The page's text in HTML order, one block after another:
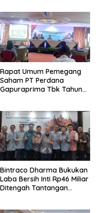
Rapat Umum Pemegang
Saham PT Perdana
Gapuraprima Tbk Tahun
Bintraco Dharma Bukukan
Laba Bersih Inti Rp46 Miliar
Ditengah Tantangan